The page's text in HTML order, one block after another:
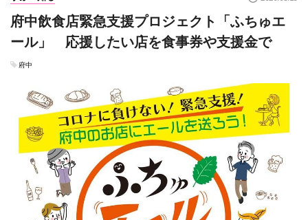
府中飲食店緊急支援プロジェクト「ふちゅエ
ール」 応援したい店を食事券や支援金で
府中